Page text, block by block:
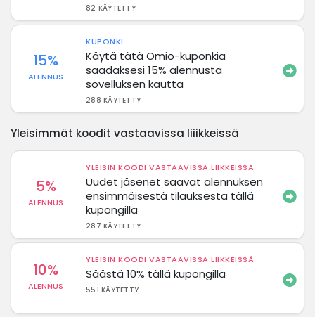
82 KÄYTETTY
15%
ALENNUS
KUPONKI
Käytä tätä Omio-kuponkia
saadaksesi 15% alennusta
sovelluksen kautta
288 KÄYTETTY
Yleisimmät koodit vastaavissa liiikkeissä
5%
ALENNUS
YLEISIN KOODI VASTAAVISSA LIIKKEISSÄ
Uudet jäsenet saavat alennuksen
ensimmäisestä tilauksesta tällä
kupongilla
287 KÄYTETTY
10%
ALENNUS
YLEISIN KOODI VASTAAVISSA LIIKKEISSÄ
Säästä 10% tällä kupongilla
551 KÄYTETTY